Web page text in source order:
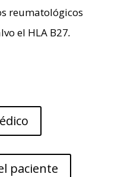
reumatológicos
el HLA B27.
paciente